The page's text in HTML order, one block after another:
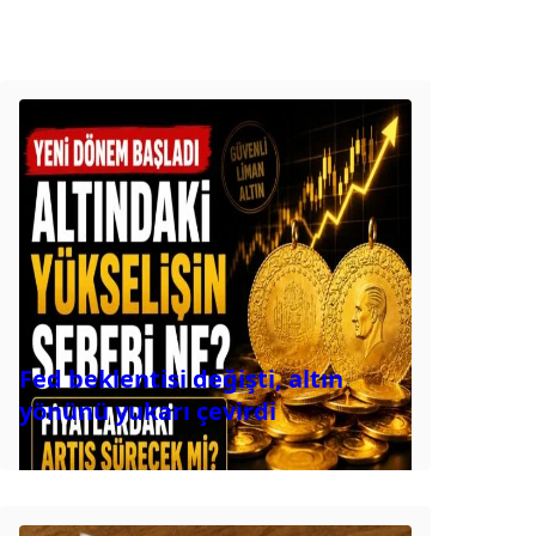
Fed beklentisi değişti, altın
yönünü yukarı çevirdi